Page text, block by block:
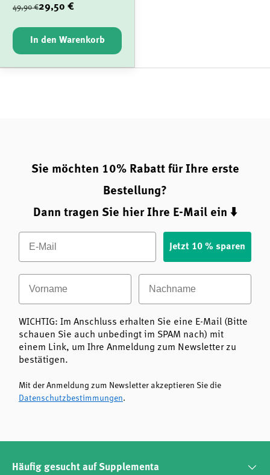
49,90 €29,50 €
In den Warenkorb
Sie möchten 10% Rabatt für Ihre erste
Bestellung?
Dann tragen Sie hier Ihre E-Mail ein ⬇️
Email
Jetzt 10 % sparen
Vorname Nachname
WICHTIG: Im Anschluss erhalten Sie eine E-Mail (Bitte
schauen Sie auch unbedingt im SPAM nach) mit
einem Link, um Ihre Anmeldung zum Newsletter zu
bestätigen.
Mit der Anmeldung zum Newsletter akzeptieren Sie die
Datenschutzbestimmungen.
Häufig gesucht auf Supplementa